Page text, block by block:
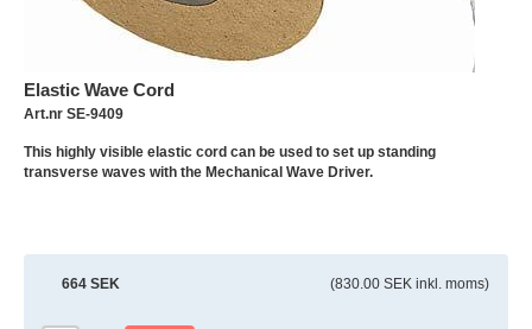
Elastic Wave Cord
Art.nr SE-9409
This highly visible elastic cord can be used to set up standing
transverse waves with the Mechanical Wave Driver.
664 SEK (830.00 SEK inkl. moms)